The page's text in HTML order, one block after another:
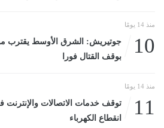
منذ 14 يومًا
10
جوتيريش: الشرق الأوسط يقترب
بوقف القتال فورا
منذ 14 يومًا
11
توقف خدمات الاتصالات
انقطاع الكهرباء